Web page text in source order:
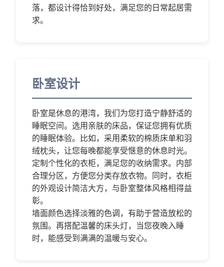
落，都设计得恰到好处，满足您的日常起居需
求。
卧室设计
卧室是休息的港湾，我们为您打造宁静舒适的
睡眠空间。选用亲肤的床品，保证您拥有优质
的睡眠体验。比如，采用柔软的棉质床单和羽
绒枕头，让您每晚都能享受惬意的休息时光。
定制个性化的衣柜，满足您的收纳需求。内部
合理分区，方便您分类存放衣物。同时，衣柜
的外观设计简洁大方，与卧室整体风格相得益
彰。
墙面颜色选择淡雅的色调，有助于营造放松的
氛围。再搭配温馨的床头灯，当您夜晚入睡
时，能感受到满满的温暖与安心。